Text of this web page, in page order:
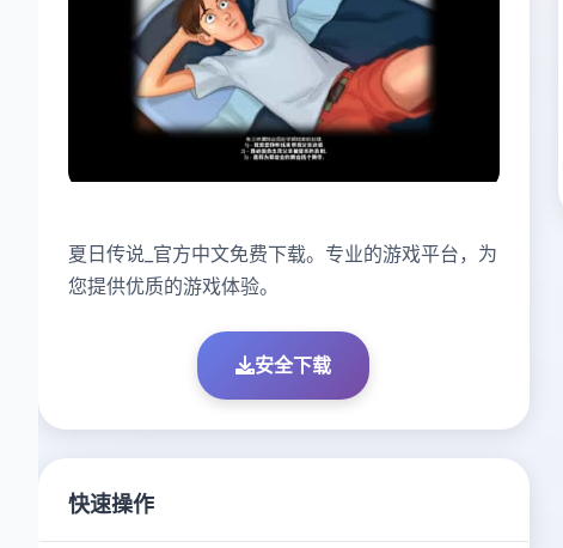
夏日传说_官方中文免费下载。专业的游戏平台，为
您提供优质的游戏体验。
安全下载
快速操作